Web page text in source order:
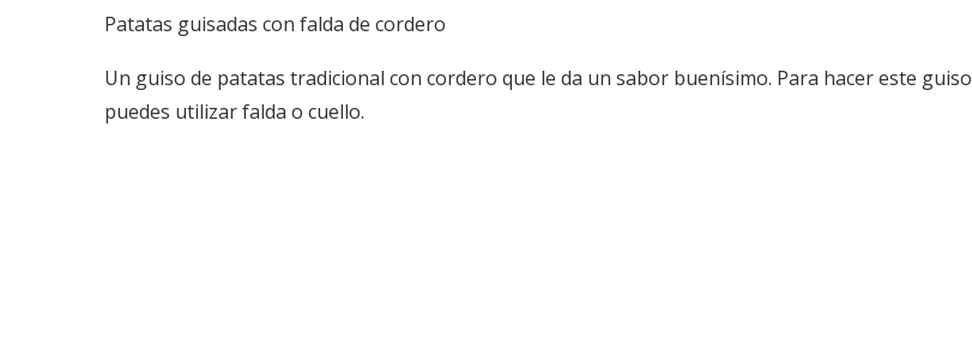
Patatas guisadas con falda de cordero
Un guiso de patatas tradicional con cordero que le da un sabor buenísimo. Para hacer este guiso
puedes utilizar falda o cuello.